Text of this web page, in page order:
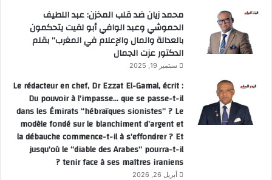
محمد زيان ضد قلب المخزن: عبد اللطيف
الحموشي وعبد الوافي أبو لفيت يتحكمون
بالعدالة والمال والإعلام في المغرب” بقلم
الدكتور عزت الجمال
سبتمبر 19, 2025
Le rédacteur en chef, Dr Ezzat El-Gamal, écrit :
Du pouvoir à l’impasse… que se passe-t-il
dans les Émirats “hébraïques sionistes” ? Le
modèle fondé sur le blanchiment d’argent et
la débauche commence-t-il à s’effondrer ? Et
jusqu’où le “diable des Arabes” pourra-t-il
tenir face à ses maîtres iraniens ?
أبريل 26, 2026